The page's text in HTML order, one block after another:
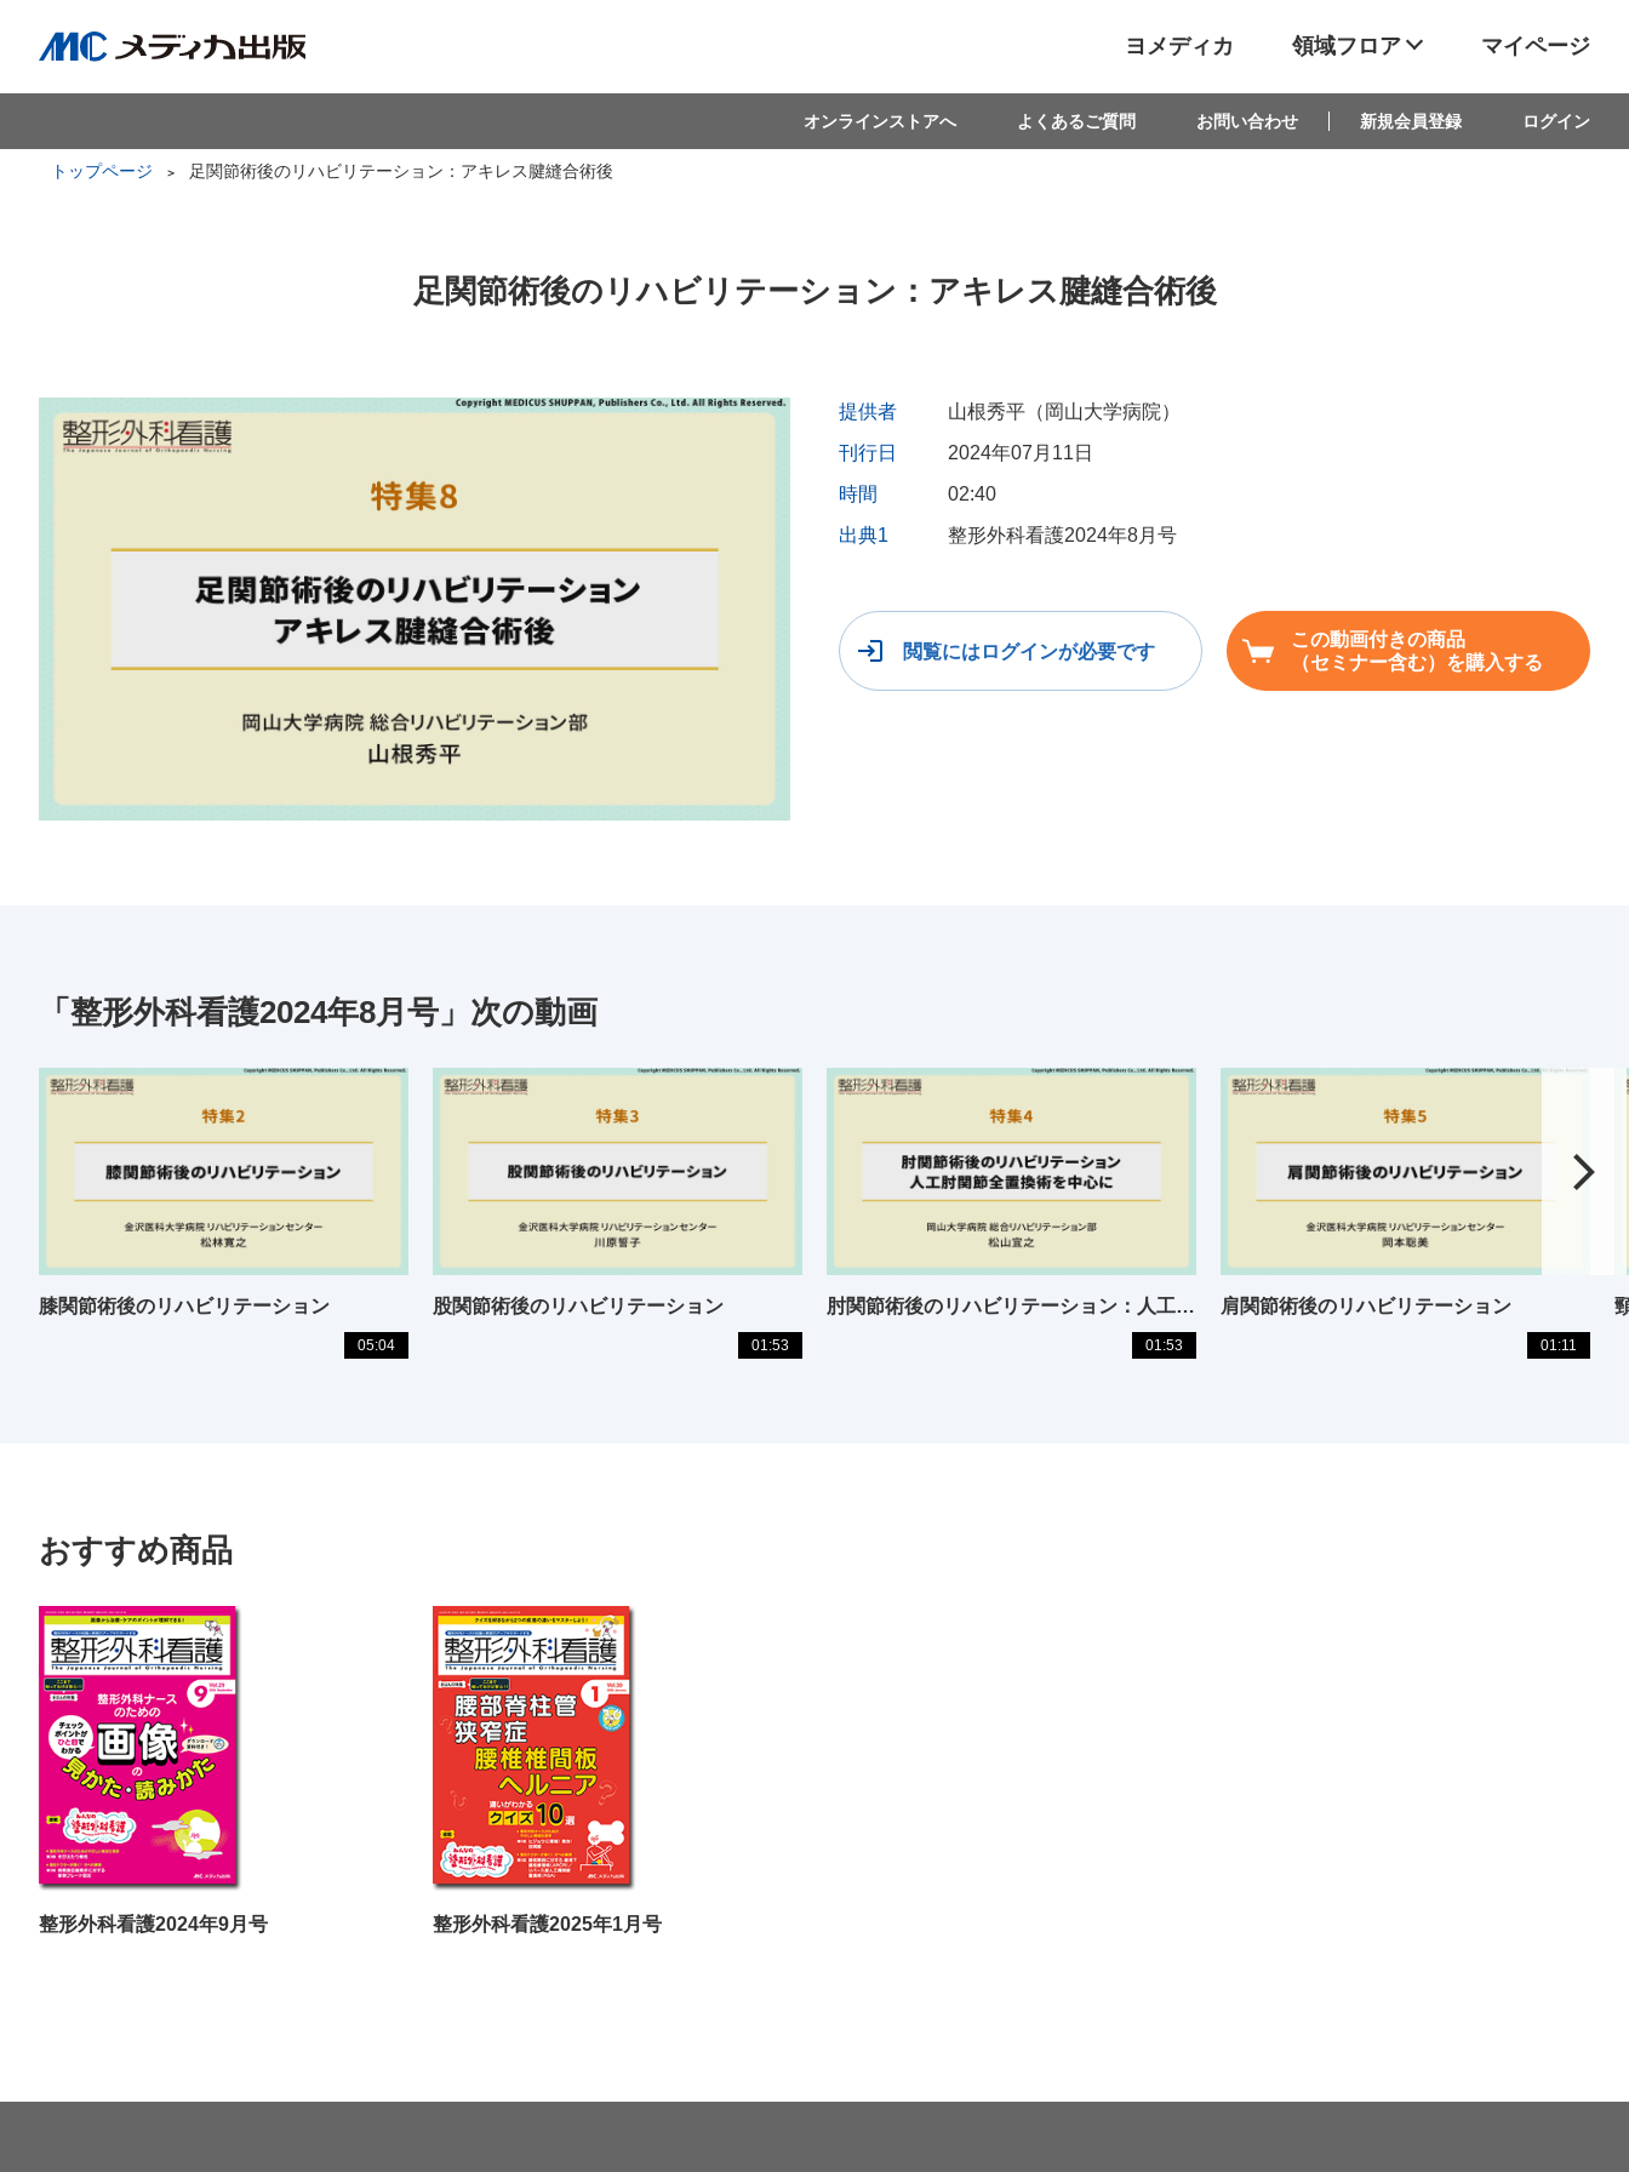
ヨメディカ 領域フロア マイページ
オンラインストアへ よくあるご質問 お問い合わせ 新規会員登録 ログイン
トップページ 足関節術後のリハビリテーション：アキレス腱縫合術後
足関節術後のリハビリテーション：アキレス腱縫合術後
提供者
山根秀平（岡山大学病院）
刊行日
2024年07月11日
時間
02:40
出典1
整形外科看護2024年8月号
閲覧にはログインが必要です
この動画付きの商品
（セミナー含む）を購入する
「整形外科看護2024年8月号」次の動画
膝関節術後のリハビリテーション
05:04
股関節術後のリハビリテーション
01:53
肘関節術後のリハビリテーション：人工肘関節全置換術を中心に
01:53
肩関節術後のリハビリテーション
01:11
おすすめ商品
整形外科看護2024年9月号 整形外科看護2025年1月号